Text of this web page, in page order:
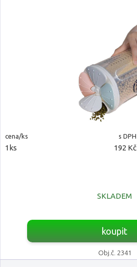
cena/ks s DPH
1ks 192 Kč
SKLADEM
koupit
Obj.č. 2341